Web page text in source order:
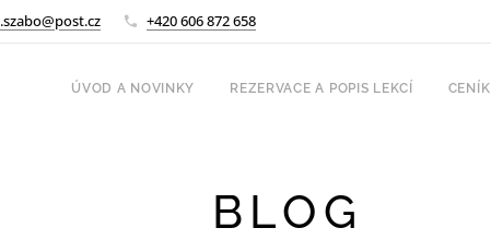
+420 606 872 658
ÚVOD A NOVINKY REZERVACE A POPIS LEKCÍ CENÍK
BLOG